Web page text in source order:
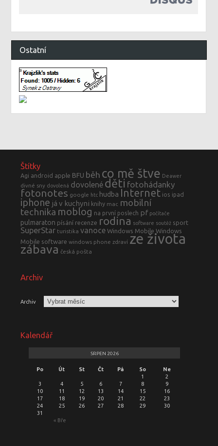
Ostatní
Štítky
Agi android apple BFU běh co mě štve Deawer
divné sny dovolená dovolené děti fotohádanky
fotonotes google htc hudba Internet ios ipad
iphone já v kuchyni knihy mac mobilní
technika moblog na první poslech pf počítače
pulmaraton písání recenze rodina software soutěž sport
SuperStar turistika vanoce Windows Mobile Windows
Mobile software windows phone zdraví ze života
zábava česká pošta
Archiv
Archiv
Kalendář
SRPEN 2026
Po Út St Čt Pá So Ne
« Bře
1
2
3
4 5 6 7 8
9
10
11 12 13 14 15
16
17
18 19 20 21 22
23
24
25 26 27 28 29
30
31